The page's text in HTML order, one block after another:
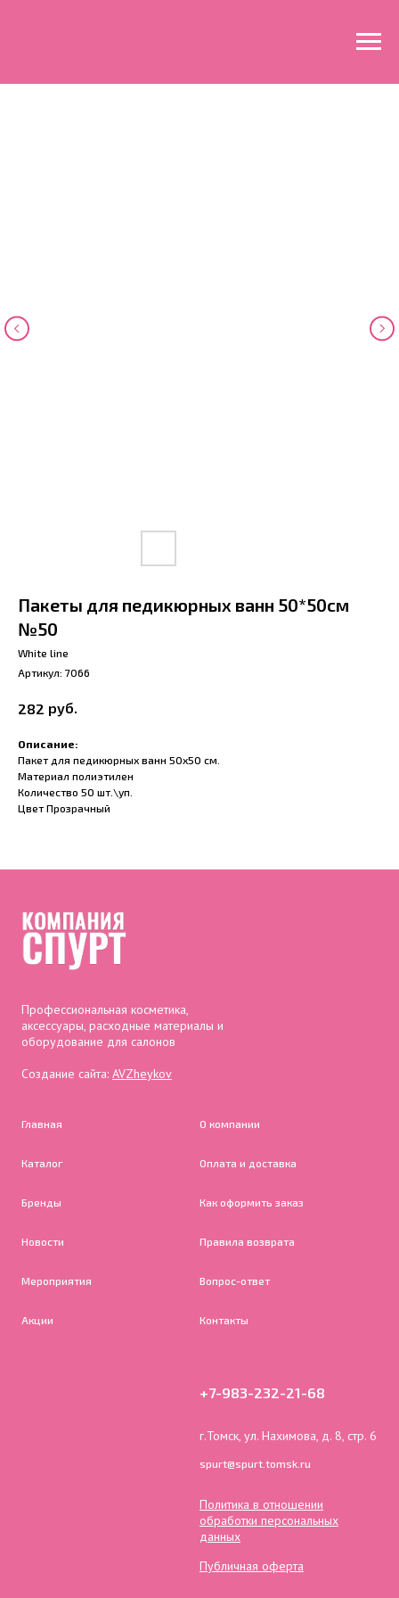
Пакеты для педикюрных ванн 50*50см
№50
White line
Артикул: 7066
282 руб.
Описание:
Пакет для педикюрных ванн 50х50 см.
Материал полиэтилен
Количество 50 шт.\уп.
Цвет Прозрачный
Профессиональная косметика,
аксессуары, расходные материалы и
оборудование для салонов
Создание сайта: AVZheykov
Главная
Каталог
Бренды
Новости
Мероприятия
Акции
О компании
Оплата и доставка
Как оформить заказ
Правила возврата
Вопрос-ответ
Контакты
+7-983-232-21-68
г.Томск, ул. Нахимова, д. 8, стр. 6
spurt@spurt.tomsk.ru
Политика в отношении
обработки персональных
данных
Публичная оферта